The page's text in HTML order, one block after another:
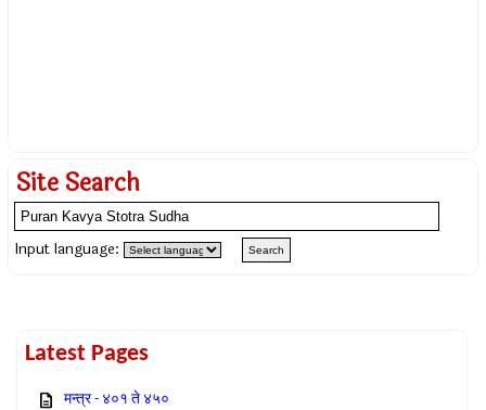
Site Search
Input language:
Latest Pages
मन्त्र - ४०१ ते ४५०